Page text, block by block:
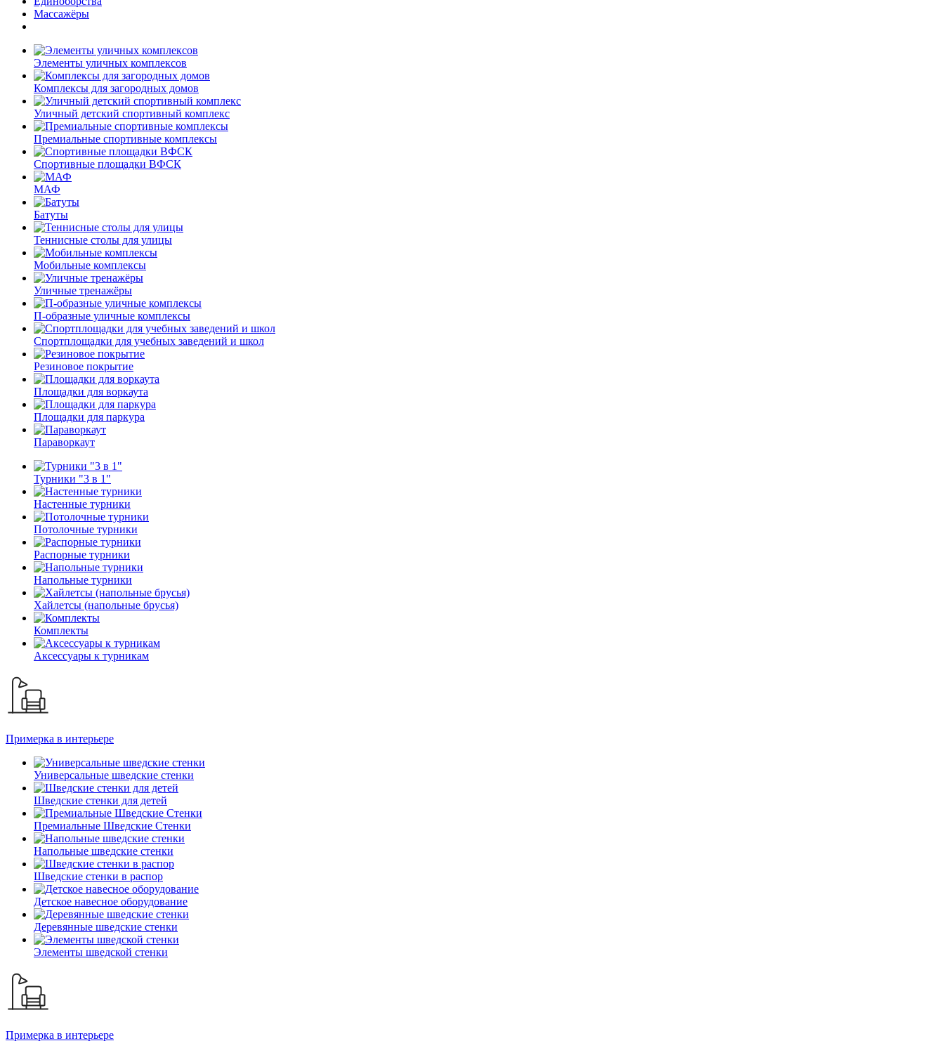
Массажёры
Элементы уличных комплексов
Комплексы для загородных домов
Уличный детский спортивный комплекс
Премиальные спортивные комплексы
Спортивные площадки ВФСК
МАФ
Батуты
Теннисные столы для улицы
Мобильные комплексы
Уличные тренажёры
П-образные уличные комплексы
Спортплощадки для учебных заведений и школ
Резиновое покрытие
Площадки для воркаута
Площадки для паркура
Параворкаут
Турники "3 в 1"
Настенные турники
Потолочные турники
Распорные турники
Напольные турники
Хайлетсы (напольные брусья)
Комплекты
Аксессуары к турникам
Примерка в интерьере
Универсальные шведские стенки
Шведские стенки для детей
Премиальные Шведские Стенки
Напольные шведские стенки
Шведские стенки в распор
Детское навесное оборудование
Деревянные шведские стенки
Элементы шведской стенки
Примерка в интерьере